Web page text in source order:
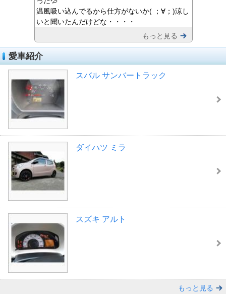
温風吸い込んでるから仕方がないか( ；∀；)涼し
いと聞いたんだけどな・・・・
もっと見る
愛車紹介
スバル サンバートラック
ダイハツ ミラ
スズキ アルト
もっと見る